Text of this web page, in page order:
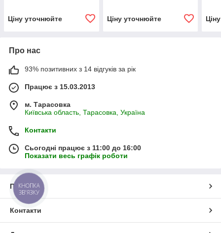
Ціну уточнюйте Ціну уточнюйте
Про нас
93% позитивних з 14 відгуків за рік
Працює з 15.03.2013
м. Тарасовка
Київська область, Тарасовка, Україна
Контакти
Сьогодні працює з 11:00 до 16:00
Показати весь графік роботи
Про нас
Контакти
КНОПКА
ЗВ'ЯЗКУ